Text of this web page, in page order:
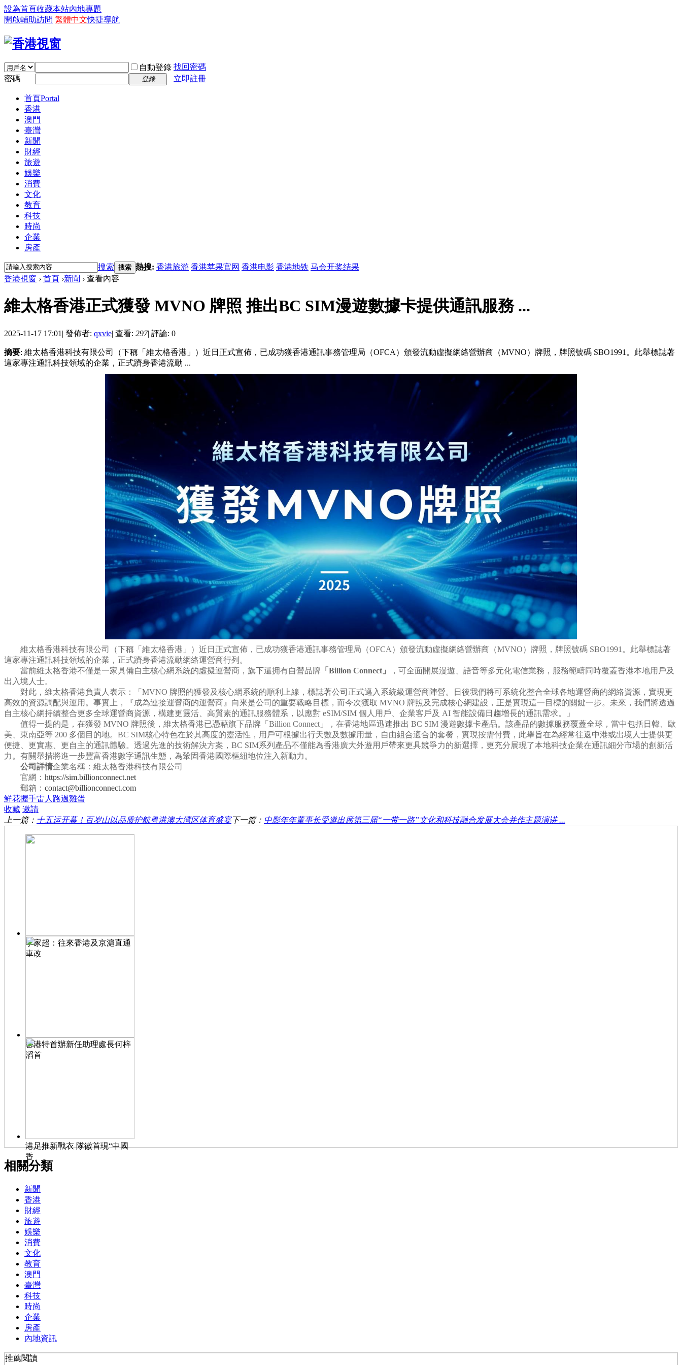
設為首頁收藏本站內地專題
開啟輔助訪問 繁體中文快捷導航
自動登錄 找回密碼
密碼
登錄 立即註冊
首頁Portal
香港
澳門
臺灣
新聞
財經
旅遊
娛樂
消費
文化
教育
科技
時尚
企業
房產
搜索 搜索 熱搜: 香港旅游 香港苹果官网 香港电影 香港地铁 马会开奖结果
香港視窗 › 首頁 ›新聞 › 查看內容
維太格香港正式獲發 MVNO 牌照 推出BC SIM漫遊數據卡提供通訊服務 ...
2025-11-17 17:01 | 發佈者: qxvie| 查看: 297| 評論: 0
摘要: 維太格香港科技有限公司（下稱「維太格香港」）近日正式宣佈，已成功獲香港通訊事務管理局（OFCA）頒發流動虛擬網絡營辦商（MVNO）牌照，牌照號碼 SBO1991。此舉標誌著
這家專注通訊科技領域的企業，正式躋身香港流動 ...
維太格香港科技有限公司（下稱「維太格香港」）近日正式宣佈，已成功獲香港通訊事務管理局（OFCA）頒發流動虛擬網絡營辦商（MVNO）牌照，牌照號碼 SBO1991。此舉標誌著
這家專注通訊科技領域的企業，正式躋身香港流動網絡運營商行列。
當前維太格香港不僅是一家具備自主核心網系統的虛擬運營商，旗下還拥有自營品牌 「Billion Connect」
，可全面開展漫遊、語音等多元化電信業務，服務範疇同時覆蓋香港本地用戶及
出入境人士。
對此，維太格香港負責人表示：「MVNO 牌照的獲發及核心網系統的順利上線，標誌著公司正式邁入系統級運營商陣營。日後我們將可系統化整合全球各地運營商的網絡資源，實現更
高效的資源調配與運用。事實上，『成為連接運營商的運營商』向來是公司的重要戰略目標，而今次獲取 MVNO 牌照及完成核心網建設，正是實現這一目標的關鍵一步。未來，我們將透過
自主核心網持續整合更多全球運營商資源，構建更靈活、高質素的通訊服務體系，以應對 eSIM/SIM 個人用戶、企業客戶及 AI 智能設備日趨增長的通訊需求。」
值得一提的是，在獲發 MVNO 牌照後，維太格香港已憑藉旗下品牌「Billion Connect」，在香港地區迅速推出 BC SIM 漫遊數據卡產品。該產品的數據服務覆蓋全球，當中包括日韓、歐
美、東南亞等 200 多個目的地。BC SIM核心特色在於其高度的靈活性，用戶可根據出行天數及數據用量，自由組合適合的套餐，實現按需付費，此舉旨在為經常往返中港或出境人士提供更
便捷、更實惠、更自主的通訊體驗。透過先進的技術解決方案，BC SIM系列產品不僅能為香港廣大外遊用戶帶來更具競爭力的新選擇，更充分展現了本地科技企業在通訊細分市場的創新活
力。有關舉措將進一步豐富香港數字通訊生態，為鞏固香港國際樞紐地位注入新動力。
公司詳情企業名稱：維太格香港科技有限公司
官網： https://sim.billionconnect.net
郵箱： contact@billionconnect.com
鮮花握手雷人 路過雞蛋
收藏 邀請
上一篇： ​十五运开幕！百岁山以品质护航粤港澳大湾区体育盛宴下一篇： 中影年年董事长受邀出席第三届“一带一路”文化和科技融合发展大会并作主题演讲 ...
李家超：往來香港及京滬直通
車改
香港特首辦新任助理處長何梓
滔首
港足推新戰衣 隊徽首現“中國
香
相關分類
新聞
香港
財經
旅遊
娛樂
消費
文化
教育
澳門
臺灣
科技
時尚
企業
房產
內地資訊
推薦閱讀